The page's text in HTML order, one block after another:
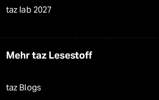
taz lab 2027
Mehr taz Lesestoff
taz Blogs